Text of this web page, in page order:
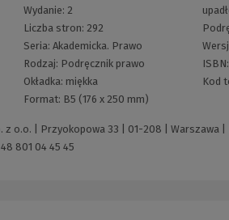
Wydanie: 2
Liczba stron: 292
Seria: Akademicka. Prawo
Rodzaj: Podręcznik prawo
Okładka: miękka
Format: B5 (176 x 250 mm)
ISBN:
Kod
o.o. | Przyokopowa 33 | 01-208 | Warszawa |
801 04 45 45